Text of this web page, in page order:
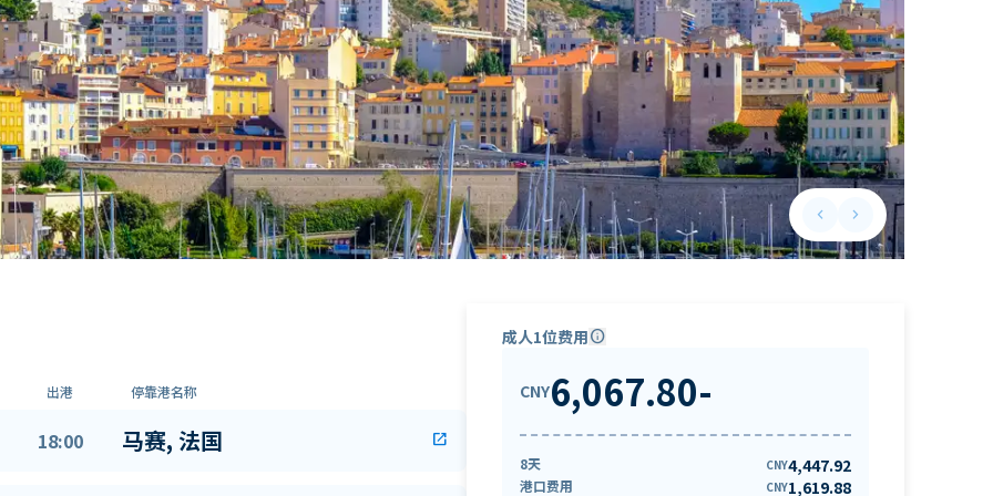
keyboard_arrow_leftPrevious slide
keyboard_arrow_rightNext slide
出港 停靠港名称
18:00 马赛, 法国 open_in_new
成人1位费用info
CNY6,067.80-
8天 CNY4,447.92
港口费用 CNY1,619.88